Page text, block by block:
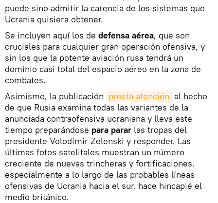
puede sino admitir la carencia de los sistemas que
Ucrania quisiera obtener.
Se incluyen aquí los de defensa aérea, que son
cruciales para cualquier gran operación ofensiva, y
sin los que la potente aviación rusa tendrá un
dominio casi total del espacio aéreo en la zona de
combates.
Asimismo, la publicación presta atención al hecho
de que Rusia examina todas las variantes de la
anunciada contraofensiva ucraniana y lleva este
tiempo preparándose para parar las tropas del
presidente Volodímir Zelenski y responder. Las
últimas fotos satelitales muestran un número
creciente de nuevas trincheras y fortificaciones,
especialmente a lo largo de las probables líneas
ofensivas de Ucrania hacia el sur, hace hincapié el
medio británico.